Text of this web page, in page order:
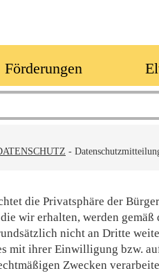
Förderungen
-
die Privatsphäre der
wir erhalten, werden
nicht an Dritte
mit ihrer Einwilligung bzw.
Zwecken